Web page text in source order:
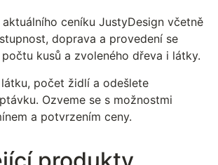
ceníku JustyDesign včetně
doprava a provedení se
kusů a zvoleného dřeva i látky.
počet židlí a odešlete
Ozveme se s možnostmi
a potvrzením ceny.